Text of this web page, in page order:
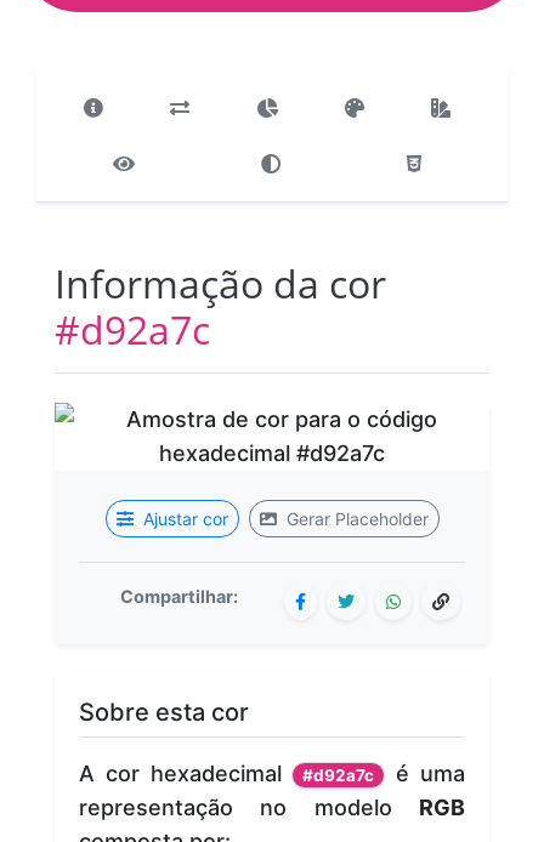
Informação da cor
#d92a7c
Ajustar cor Gerar Placeholder
Compartilhar:
Sobre esta cor
A cor hexadecimal #d92a7c
é uma
representação no modelo RGB